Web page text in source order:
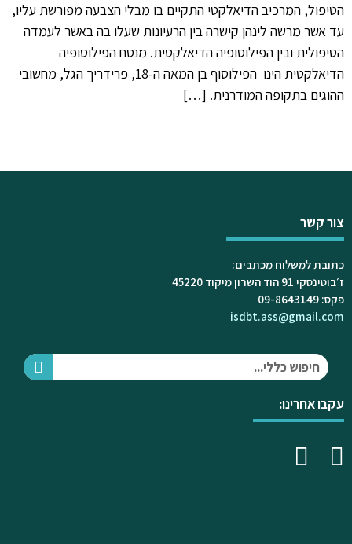
הטיפול, המרכיב הדיאלקטי התקיים בו מבלי הצבעה מפורשת עליו,
עד אשר מרשה לינהן קישרה בין הרעיונות שעלו בה באשר לעמדה
הטיפולית ובין הפילוסופיה הדיאלקטית. מנסח הפילוסופיה
הדיאלקטית הינו הפילוסוף בן המאה ה-18, פרידריך הגל, מחשובי
ההוגים בתקופה המודרנית. […]
צור קשר
כתובת למשלוח מכתבים:
ז׳בוטינסקי 91 הוד השרון מיקוד 45220
פקס: 09-8643149
isdbt.ass@gmail.com
עקבו אחרינו: